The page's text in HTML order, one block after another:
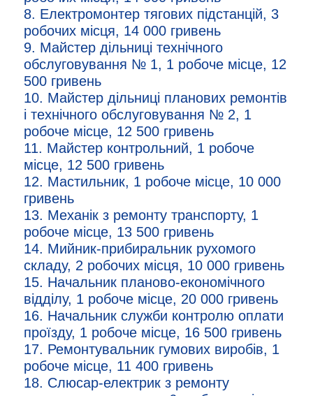
8. Електромонтер тягових підстанцій, 3
робочих місця, 14 000 гривень
9. Майстер дільниці технічного
обслуговування № 1, 1 робоче місце, 12
500 гривень
10. Майстер дільниці планових ремонтів
і технічного обслуговування № 2, 1
робоче місце, 12 500 гривень
11. Майстер контрольний, 1 робоче
місце, 12 500 гривень
12. Мастильник, 1 робоче місце, 10 000
гривень
13. Механік з ремонту транспорту, 1
робоче місце, 13 500 гривень
14. Мийник-прибиральник рухомого
складу, 2 робочих місця, 10 000 гривень
15. Начальник планово-економічного
відділу, 1 робоче місце, 20 000 гривень
16. Начальник служби контролю оплати
проїзду, 1 робоче місце, 16 500 гривень
17. Ремонтувальник гумових виробів, 1
робоче місце, 11 400 гривень
18. Слюсар-електрик з ремонту